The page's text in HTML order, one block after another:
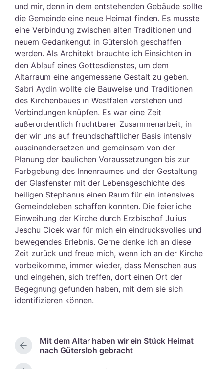
und mir, denn in dem entstehenden Gebäude sollte
die Gemeinde eine neue Heimat finden. Es musste
eine Verbindung zwischen alten Traditionen und
neuem Gedankengut in Gütersloh geschaffen
werden. Als Architekt brauchte ich Einsichten in
den Ablauf eines Gottesdienstes, um dem
Altarraum eine angemessene Gestalt zu geben.
Sabri Aydin wollte die Bauweise und Traditionen
des Kirchenbaues in Westfalen verstehen und
Verbindungen knüpfen. Es war eine Zeit
außerordentlich fruchtbarer Zusammenarbeit, in
der wir uns auf freundschaftlicher Basis intensiv
auseinandersetzen und gemeinsam von der
Planung der baulichen Voraussetzungen bis zur
Farbgebung des Innenraumes und der Gestaltung
der Glasfenster mit der Lebensgeschichte des
heiligen Stephanus einen Raum für ein intensives
Gemeindeleben schaffen konnten. Die feierliche
Einweihung der Kirche durch Erzbischof Julius
Jeschu Cicek war für mich ein eindrucksvolles und
bewegendes Erlebnis. Gerne denke ich an diese
Zeit zurück und freue mich, wenn ich an der Kirche
vorbeikomme, immer wieder, dass Menschen aus
und eingehen, sich treffen, dort einen Ort der
Begegnung gefunden haben, mit dem sie sich
identifizieren können.
V
Mit dem Altar haben wir ein Stück Heimat
nach Gütersloh gebracht